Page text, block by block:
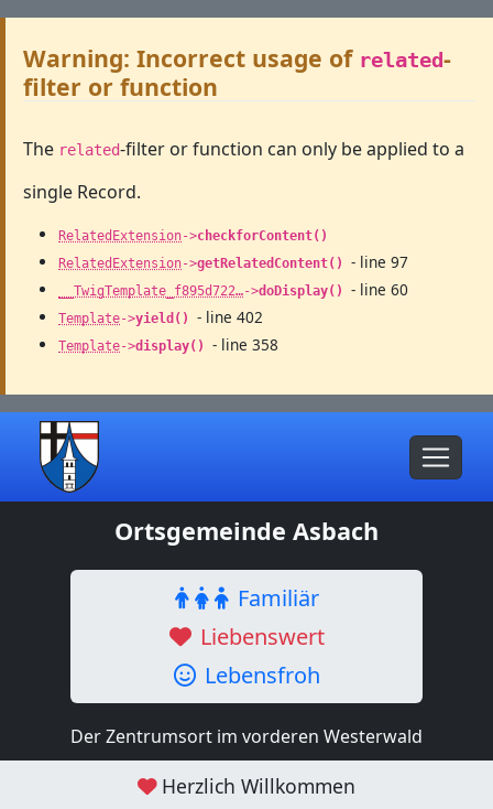
Warning: Incorrect usage of related-
filter or function
The related-filter or function can only be applied to a
single Record.
RelatedExtension->checkforContent()
RelatedExtension->getRelatedContent() - line 97
__TwigTemplate_f895d722…->doDisplay() - line 60
Template->yield() - line 402
Template->display() - line 358
Ortsgemeinde Asbach
Familiär
Liebenswert
Lebensfroh
Der Zentrumsort im vorderen Westerwald
Herzlich Willkommen